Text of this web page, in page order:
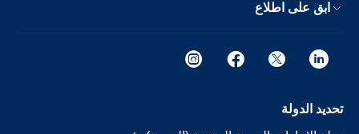
ابق على اطلاع
تحديد الدولة